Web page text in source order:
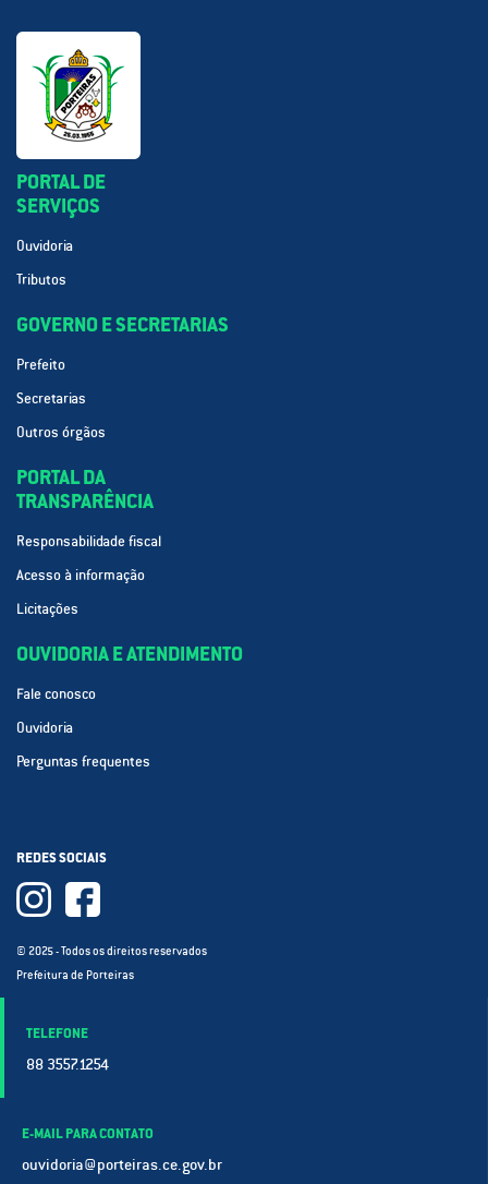
PORTAL DE
SERVIÇOS
Ouvidoria
Tributos
GOVERNO E SECRETARIAS
Prefeito
Secretarias
Outros órgãos
PORTAL DA
TRANSPARÊNCIA
Responsabilidade fiscal
Acesso à informação
Licitações
OUVIDORIA E ATENDIMENTO
Fale conosco
Ouvidoria
Perguntas frequentes
REDES SOCIAIS
© 2025 - Todos os direitos reservados
Prefeitura de Porteiras
TELEFONE
88 3557.1254
E-MAIL PARA CONTATO
ouvidoria@porteiras.ce.gov.br